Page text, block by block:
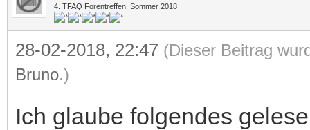
4. TFAQ Forentreffen, Sommer 2018
28-02-2018, 22:47 (Dieser Beitrag
Bruno.)
Ich glaube folgendes